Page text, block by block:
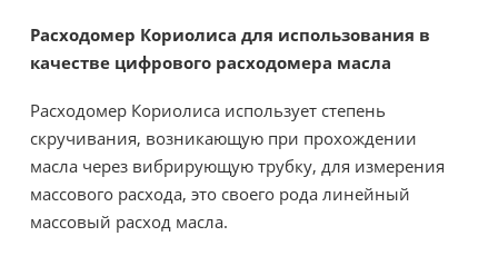
Расходомер Кориолиса для использования в
качестве цифрового расходомера масла
Расходомер Кориолиса использует степень
скручивания, возникающую при прохождении
масла через вибрирующую трубку, для измерения
массового расхода, это своего рода линейный
массовый расход масла.